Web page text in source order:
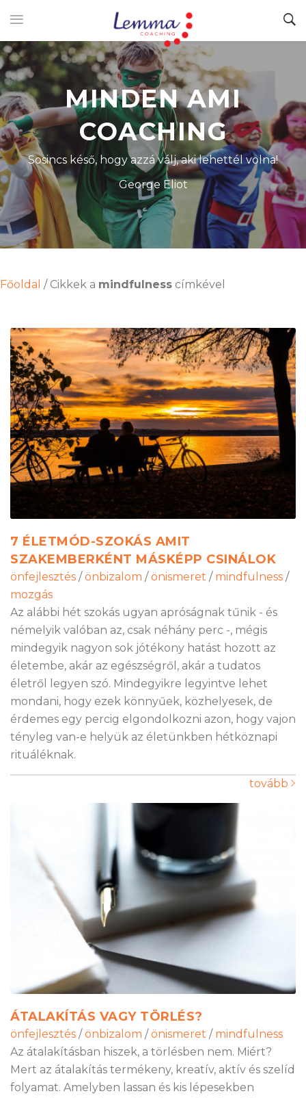
MINDEN AMI
COACHING
Sosincs késő, hogy azzá válj, aki lehettél volna!
George Eliot
Főoldal / Cikkek a mindfulness címkével
7 ÉLETMÓD-SZOKÁS AMIT
SZAKEMBERKÉNT MÁSKÉPP CSINÁLOK
önfejlesztés / önbizalom / önismeret / mindfulness /
mozgás
Az alábbi hét szokás ugyan apróságnak tűnik - és
némelyik valóban az, csak néhány perc -, mégis
mindegyik nagyon sok jótékony hatást hozott az
életembe, akár az egészségről, akár a tudatos
életről legyen szó. Mindegyikre legyintve lehet
mondani, hogy ezek könnyűek, közhelyesek, de
érdemes egy percig elgondolkozni azon, hogy vajon
tényleg van-e helyük az életünkben hétköznapi
rituáléknak.
tovább
ÁTALAKÍTÁS VAGY TÖRLÉS?
önfejlesztés / önbizalom / önismeret / mindfulness
Az átalakításban hiszek, a törlésben nem. Miért?
Mert az átalakítás termékeny, kreatív, aktív és szelíd
folyamat. Amelyben lassan és kis lépesekben